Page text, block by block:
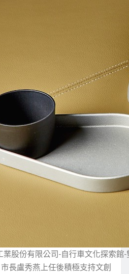
股份有限公司-自行車文化探索館
長盧秀燕上任後積極支持文創